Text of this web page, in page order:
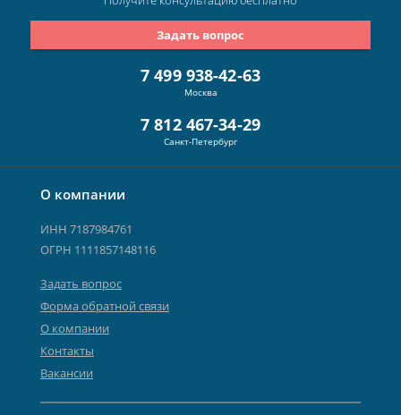
О компании
ИНН 7187984761
ОГРН 1111857148116
Задать вопрос
Форма обратной связи
О компании
Контакты
Вакансии
7 499 938-42-63
Москва
7 812 467-34-29
Санкт-Петербург
Задать вопрос